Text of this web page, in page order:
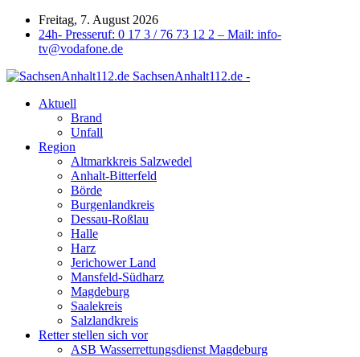
Freitag, 7. August 2026
24h- Presseruf: 0 17 3 / 76 73 12 2 – Mail: info-
tv@vodafone.de
SachsenAnhalt112.de -
Aktuell
Brand
Unfall
Region
Altmarkkreis Salzwedel
Anhalt-Bitterfeld
Börde
Burgenlandkreis
Dessau-Roßlau
Halle
Harz
Jerichower Land
Mansfeld-Südharz
Magdeburg
Saalekreis
Salzlandkreis
Retter stellen sich vor
ASB Wasserrettungsdienst Magdeburg